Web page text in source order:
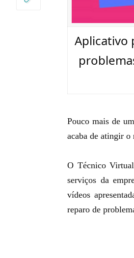
Aplicativo
Pouco mais de
acaba de atingir
O Técnico
serviços da
vídeos
reparo de